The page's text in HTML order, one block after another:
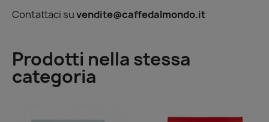
Contattaci suvendite@caffedalmondo.it
Prodotti nella stessa
categoria